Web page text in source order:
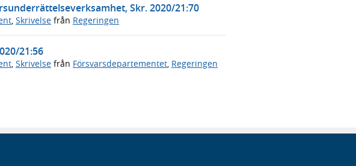
Skr. 2020/21:70
Skrivelse från Regeringen
21:56
, Skrivelse från Försvarsdepartementet, Regeringen